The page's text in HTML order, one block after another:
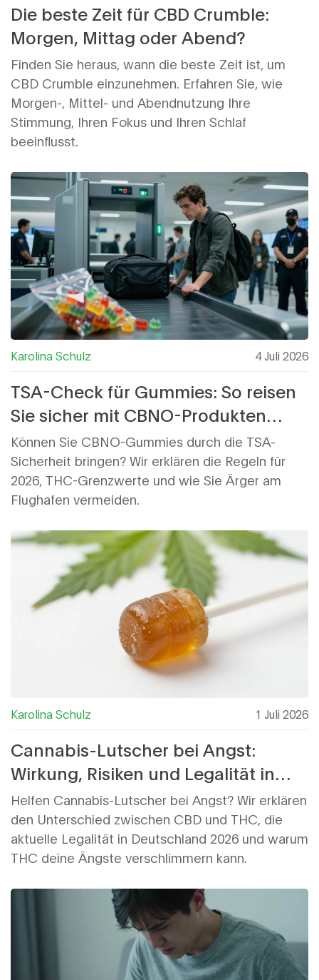
Die beste Zeit für CBD Crumble:
Morgen, Mittag oder Abend?
Finden Sie heraus, wann die beste Zeit ist, um
CBD Crumble einzunehmen. Erfahren Sie, wie
Morgen-, Mittel- und Abendnutzung Ihre
Stimmung, Ihren Fokus und Ihren Schlaf
beeinflusst.
Karolina Schulz 4 Juli 2026
TSA-Check für Gummies: So reisen
Sie sicher mit CBNO-Produkten
(2026)
Können Sie CBNO-Gummies durch die TSA-
Sicherheit bringen? Wir erklären die Regeln für
2026, THC-Grenzwerte und wie Sie Ärger am
Flughafen vermeiden.
Karolina Schulz 1 Juli 2026
Cannabis-Lutscher bei Angst:
Wirkung, Risiken und Legalität in
Deutschland
Helfen Cannabis-Lutscher bei Angst? Wir erklären
den Unterschied zwischen CBD und THC, die
aktuelle Legalität in Deutschland 2026 und warum
THC deine Ängste verschlimmern kann.